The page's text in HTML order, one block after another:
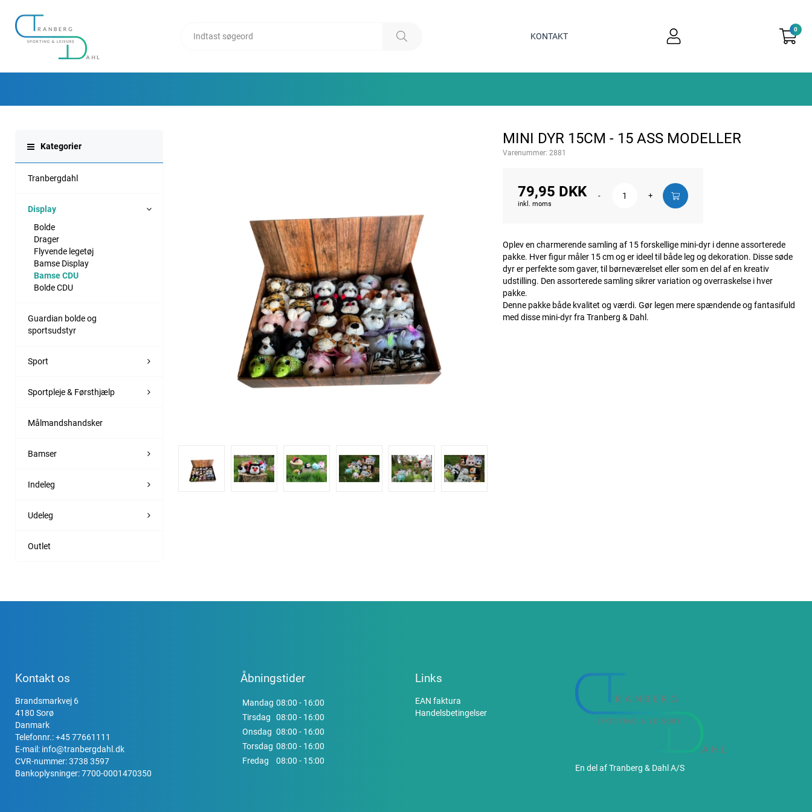
KONTAKT
0
Kategorier
Tranbergdahl
Display
Bolde
Drager
Flyvende legetøj
Bamse Display
Bamse CDU
Bolde CDU
Guardian bolde og
sportsudstyr
Sport
Sportpleje & Førsthjælp
Målmandshandsker
Bamser
Indeleg
Udeleg
Outlet
MINI DYR 15CM - 15 ASS MODELLER
Varenummer: 2881
79,95 DKK
inkl. moms
- +
Oplev en charmerende samling af 15 forskellige mini-dyr i denne assorterede
pakke. Hver figur måler 15 cm og er ideel til både leg og dekoration. Disse søde
dyr er perfekte som gaver, til børneværelset eller som en del af en kreativ
udstilling. Den assorterede samling sikrer variation og overraskelse i hver
pakke.
Denne pakke både kvalitet og værdi. Gør legen mere spændende og fantasifuld
med disse mini-dyr fra Tranberg & Dahl.
Kontakt os
Brandsmarkvej 6
4180 Sorø
Danmark
Telefonnr.:+45 77661111
E-mail: info@tranbergdahl.dk
CVR-nummer: 3738 3597
Bankoplysninger: 7700-0001470350
Åbningstider
Mandag 08:00 - 16:00
Tirsdag
08:00 - 16:00
Onsdag 08:00 - 16:00
Torsdag 08:00 - 16:00
Fredag
08:00 - 15:00
Links
EAN faktura
Handelsbetingelser
En del af Tranberg & Dahl A/S